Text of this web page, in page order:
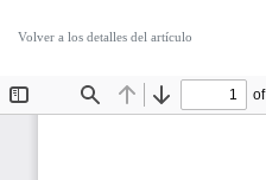
Volver a los detalles del artículo